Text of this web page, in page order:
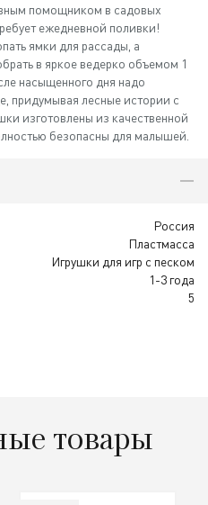
помощником в садовых
ежедневной поливки!
ямки для рассады, а
в яркое ведерко объемом 1
насыщенного дня надо
придумывая лесные истории с
изготовлены из качественной
безопасны для малышей.
Россия
Пластмасса
Игрушки для игр с песком
1-3 года
5
товары